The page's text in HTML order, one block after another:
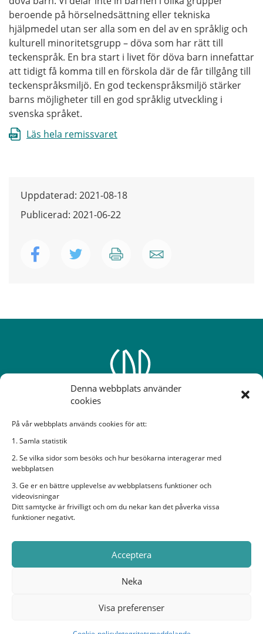
Denna webbplats använder
cookies
På vår webbplats används cookies för att:
1. Samla statistik
2. Se vilka sidor som besöks och hur besökarna interagerar med
webbplatsen
3. Ge er en bättre upplevelse av webbplatsens funktioner och
videovisningar
Ditt samtycke är frivilligt och om du nekar kan det påverka vissa
funktioner negativt.
Acceptera
Neka
Visa preferenser
beroende på hörselnedsättning eller tekniska
hjälpmedel utan ser alla som en del av en språklig och
kulturell minoritetsgrupp – döva som har rätt till
teckenspråk. En bra start i livet för döva barn innefattar
att tidigt få komma till en förskola där de får tillgång till
teckenspråksmiljö. En god teckenspråksmiljö stärker
barns möjligheter till en god språklig utveckling i
svenska språket.
Läs hela remissvaret
Uppdaterad: 2021-08-18
Publicerad: 2021-06-22
Rissneleden 138, 7 tr, 174 57 Sundbyberg
E-post:sdr@sdr.org
Organisationsnummer: 882600-2282
Sveriges Dövas Riksförbund i sociala medier
© Sveriges Dövas Riksförbund